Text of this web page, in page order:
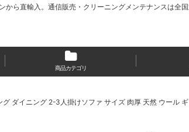
ら直輸入。通信販売・クリーニングメンテナンスは全
商品カテゴリ
ダイニング 2-3人掛けソファ サイズ 肉厚 天然 ウール